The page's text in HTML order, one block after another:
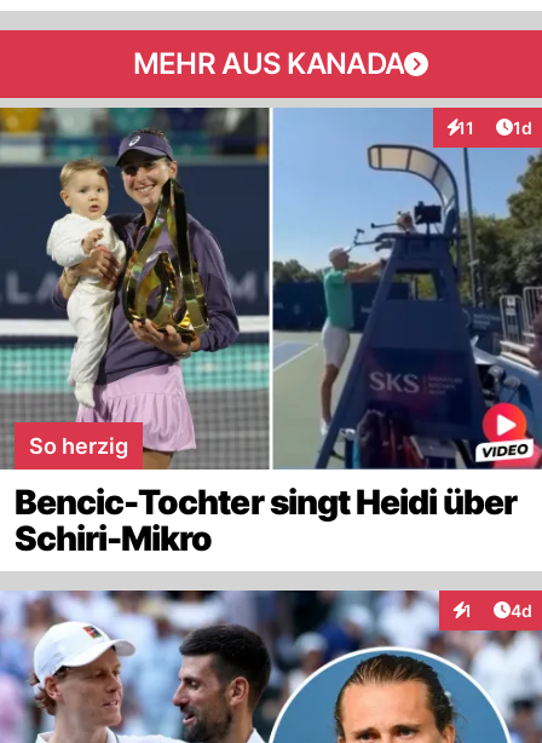
MEHR AUS KANADA
11 1d
So herzig
Bencic-Tochter singt Heidi über
Schiri-Mikro
1 4d